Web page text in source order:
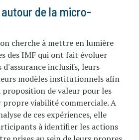
de la micro-
cherche à mettre en lumière
des IMF qui ont fait évoluer
inclusifs, leurs
modèles institutionnels afin
de valeur pour les
viabilité commerciale. A
de ces expériences, elle
à identifier les actions